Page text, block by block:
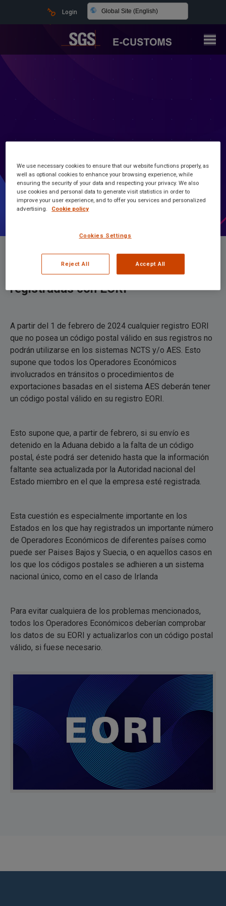
Login Global Site (English)
Customs Made Simple
Latest news and information
Cambios importantes para empresas
registradas con EORI
A partir del 1 de febrero de 2024 cualquier registro EORI
que no posea un código postal válido en sus registros no
podrán utilizarse en los sistemas NCTS y/o AES. Esto
supone que todos los Operadores Económicos
involucrados en tránsitos o procedimientos de
exportaciones basadas en el sistema AES deberán tener
un código postal válido en su registro EORI.
Esto supone que, a partir de febrero, si su envío es
detenido en la Aduana debido a la falta de un código
postal, éste podrá ser detenido hasta que la información
faltante sea actualizada por la Autoridad nacional del
Estado miembro en el que la empresa esté registrada.
Esta cuestión es especialmente importante en los
Estados en los que hay registrados un importante número
de Operadores Económicos de diferentes países como
puede ser Paises Bajos y Suecia, o en aquellos casos en
los que los códigos postales se adhieren a un sistema
nacional único, como en el caso de Irlanda
Para evitar cualquiera de los problemas mencionados,
todos los Operadores Económicos deberían comprobar
los datos de su EORI y actualizarlos con un código postal
válido, si fuese necesario.
We use necessary cookies to ensure that our website functions properly, as
well as optional cookies to enhance your browsing experience, while
ensuring the security of your data and respecting your privacy. We also
use cookies and personal data to generate visit statistics in order to
improve your user experience, and to offer you services and personalized
advertising.
Cookie policy
Cookies Settings
Reject All Accept All